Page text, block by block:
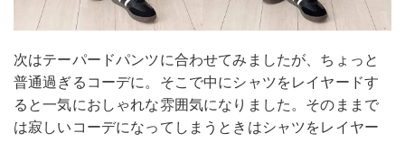
次はテーパードパンツに合わせてみましたが、ちょっと
普通過ぎるコーデに。そこで中にシャツをレイヤードす
ると一気におしゃれな雰囲気になりました。そのままで
は寂しいコーデになってしまうときはシャツをレイヤー